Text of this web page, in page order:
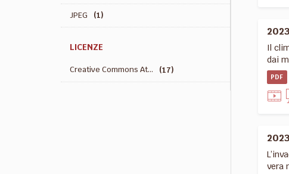
JPEG (1)
LICENZE
Creative Commons At... (17)
Il
dai
PDF
vera